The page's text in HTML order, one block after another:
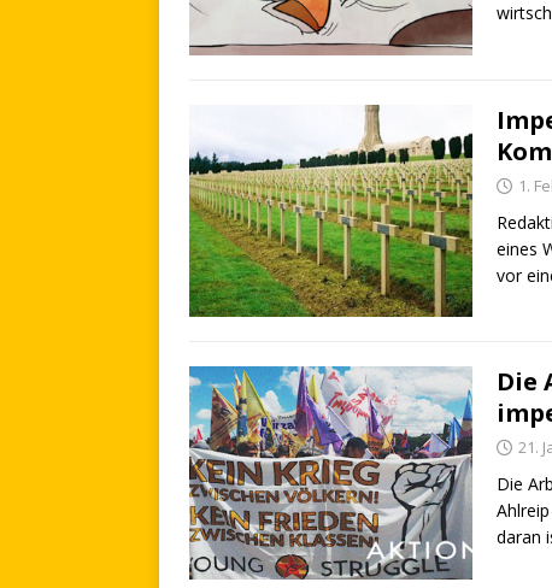
1.
eines
vor
Die
21.
Die
daran